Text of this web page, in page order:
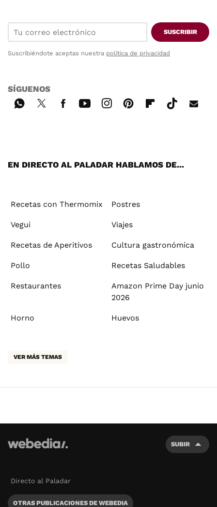
SUSCRIBIR
Suscribiéndote aceptas nuestra política de privacidad
SÍGUENOS
EN DIRECTO AL PALADAR HABLAMOS DE...
Recetas con Thermomix Postres
Vegui Viajes
Recetas de Aperitivos Cultura gastronómica
Pollo Recetas Saludables
Restaurantes
Amazon Prime Day junio
2026
Horno Huevos
VER MÁS TEMAS
SUBIR
Directo al Paladar
OTRAS PUBLICACIONES DE WEBEDIA